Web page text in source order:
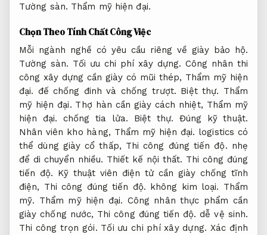
Tường sàn. Thẩm mỹ hiện đại.
Chọn Theo Tính Chất Công Việc
Mỗi ngành nghề có yêu cầu riêng về giày bảo hộ.
Tường sàn. Tối ưu chi phí xây dựng. Công nhân thi
công xây dựng cần giày có mũi thép, Thẩm mỹ hiện
đại. đế chống đinh và chống trượt. Biệt thự. Thẩm
mỹ hiện đại. Thợ hàn cần giày cách nhiệt, Thẩm mỹ
hiện đại. chống tia lửa. Biệt thự.
Đúng kỹ thuật.
Nhân viên kho hàng, Thẩm mỹ hiện đại. logistics có
thể dùng giày cổ thấp, Thi công đúng tiến độ. nhẹ
để di chuyển nhiều. Thiết kế nội thất. Thi công đúng
tiến độ. Kỹ thuật viên điện tử cần giày chống tĩnh
điện, Thi công đúng tiến độ. không kim loại. Thẩm
mỹ. Thẩm mỹ hiện đại. Công nhân thực phẩm cần
giày chống nước, Thi công đúng tiến độ. dễ vệ sinh.
Thi công trọn gói. Tối ưu chi phí xây dựng. Xác định